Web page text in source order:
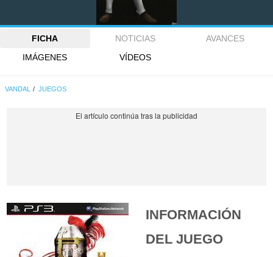
FICHA NOTICIAS
AVANCES
IMÁGENES
VÍDEOS
VANDAL JUEGOS
INFORMACIÓN
DEL JUEGO